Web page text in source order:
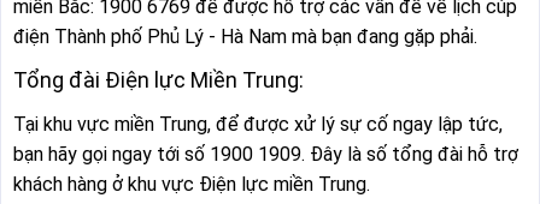
miền Bắc: 1900 6769 để được hỗ trợ các vấn đề về lịch cúp
điện Thành phố Phủ Lý - Hà Nam mà bạn đang gặp phải.
Tổng đài Điện lực Miền Trung:
Tại khu vực miền Trung, để được xử lý sự cố ngay lập tức,
bạn hãy gọi ngay tới số 1900 1909. Đây là số tổng đài hỗ trợ
khách hàng ở khu vực Điện lực miền Trung.